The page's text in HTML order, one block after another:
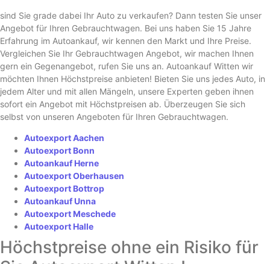
sind Sie grade dabei Ihr Auto zu verkaufen? Dann testen Sie unser
Angebot für Ihren Gebrauchtwagen. Bei uns haben Sie 15 Jahre
Erfahrung im Autoankauf, wir kennen den Markt und Ihre Preise.
Vergleichen Sie Ihr Gebrauchtwagen Angebot, wir machen Ihnen
gern ein Gegenangebot, rufen Sie uns an. Autoankauf Witten wir
möchten Ihnen Höchstpreise anbieten! Bieten Sie uns jedes Auto, in
jedem Alter und mit allen Mängeln, unsere Experten geben ihnen
sofort ein Angebot mit Höchstpreisen ab. Überzeugen Sie sich
selbst von unseren Angeboten für Ihren Gebrauchtwagen.
Autoexport Aachen
Autoexport Bonn
Autoankauf Herne
Autoexport Oberhausen
Autoexport Bottrop
Autoankauf Unna
Autoexport Meschede
Autoexport Halle
Höchstpreise ohne ein Risiko für